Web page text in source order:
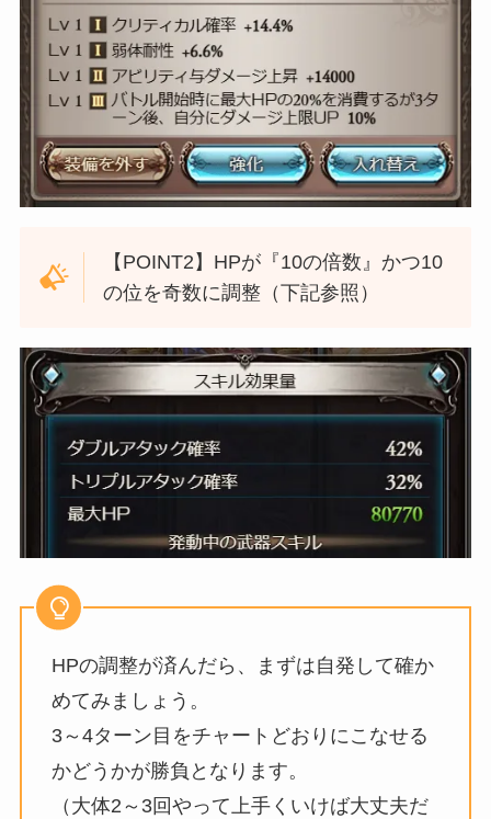
【POINT2】HPが『10の倍数』かつ10
の位を奇数に調整（下記参照）
HPの調整が済んだら、まずは自発して確か
めてみましょう。
3～4ターン目をチャートどおりにこなせる
かどうかが勝負となります。
（大体2～3回やって上手くいけば大丈夫だ